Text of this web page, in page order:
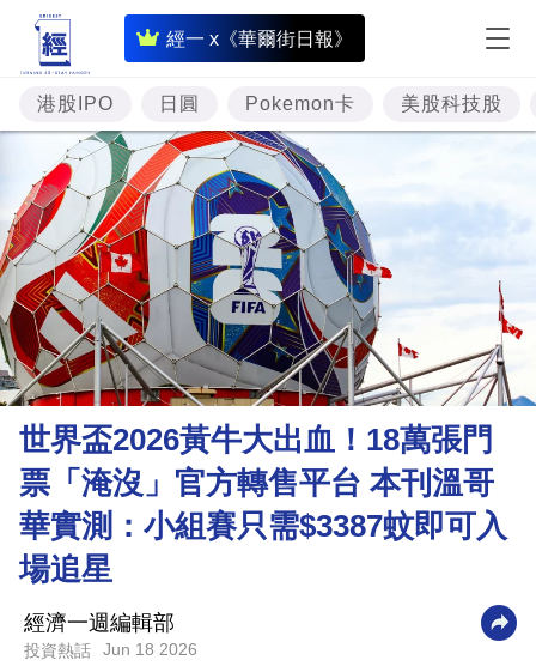
經一 x《華爾街日報》
即
時
財
經
專
題
資
市
理
財
商
業
職
港股IPO 日圓 Pokemon卡 美股科技股
世界盃2026黃牛大出血！18萬張門
票「淹沒」官方轉售平台 本刊溫哥
華實測：小組賽只需$3387蚊即可入
場追星
經濟一週編輯部
投資熱話 Jun 18 2026